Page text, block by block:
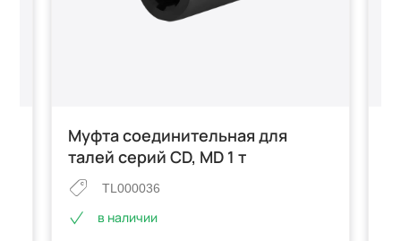
Муфта соединительная для
талей серий CD, MD 1 т
TL000036
в наличии